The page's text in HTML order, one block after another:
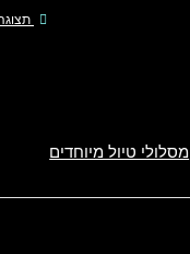
מסלולי טיול מיוחדים